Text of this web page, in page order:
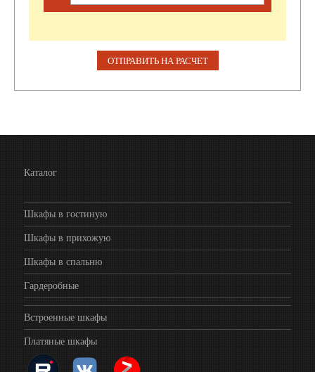
Каталог
Шкафы в гостиную
Шкафы в прихожую
Шкафы в спальню
Гардеробные
Встроенные шкафы
Платяные шкафы